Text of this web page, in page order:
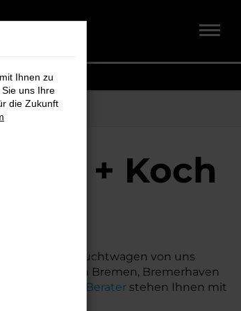
+ Koch
einem Gebrauchtwagen von uns
Autohaus in Bremen, Bremerhaven
erfahrenen
Berater stehen Ihnen mit
Ihnen zu
uns Ihre
die Zukunft